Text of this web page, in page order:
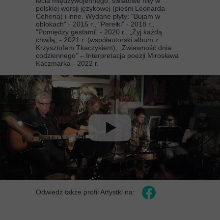
Odwiedź także profil Artystki na:
polskiej wersji językowej (pieśni Leonarda
Cohena) i inne. Wydane płyty: "Bujam w
obłokach" - 2015 r., "Perełki" - 2018 r.,
"Pomiędzy gestami" - 2020 r., „Żyj każdą
chwilą„ - 2021 r. (współautorski album z
Krzysztofem Tkaczykiem), „Zwiewność dnia
codziennego” – Interpretacja poezji Mirosława
Kaczmarka - 2022 r.